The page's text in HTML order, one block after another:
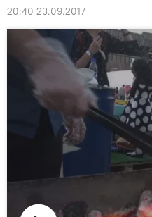
20:40 23.09.2017